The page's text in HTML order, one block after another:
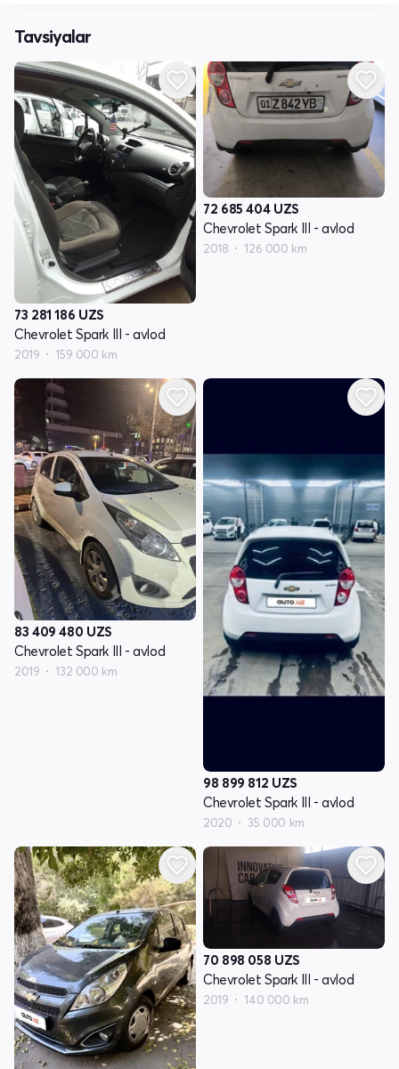
Tavsiyalar
73 281 186 UZS
Chevrolet Spark III - avlod
2019 159 000 km
72 685 404 UZS
Chevrolet Spark III - avlod
2018 126 000 km
83 409 480 UZS
Chevrolet Spark III - avlod
2019 132 000 km
98 899 812 UZS
Chevrolet Spark III - avlod
2020 35 000 km
70 898 058 UZS
Chevrolet Spark III - avlod
2019 140 000 km